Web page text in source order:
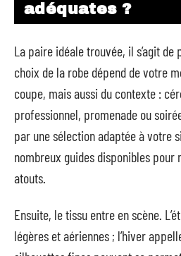
adéquates ?
La paire idéale trouvée, il s’agit de
choix de la robe dépend de votre
coupe, mais aussi du contexte :
professionnel, promenade ou
par une sélection adaptée à votre
nombreux guides disponibles
atouts.
Ensuite, le tissu entre en scène.
légères et aériennes ; l’hiver